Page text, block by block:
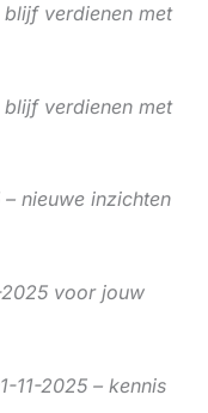
verdienen met
verdienen met
nieuwe inzichten
voor jouw
11-2025 – kennis